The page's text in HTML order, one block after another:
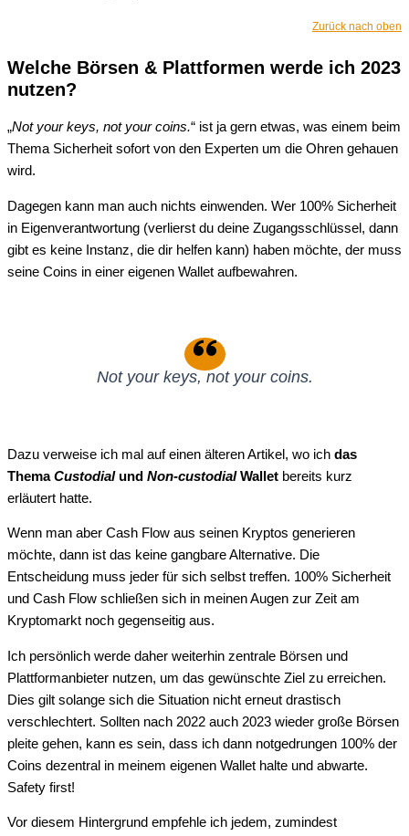
Zurück nach oben
Welche Börsen & Plattformen werde ich 2023
nutzen?
„Not your keys, not your coins.“ ist ja gern etwas, was einem beim
Thema Sicherheit sofort von den Experten um die Ohren gehauen
wird.
Dagegen kann man auch nichts einwenden. Wer 100% Sicherheit
in Eigenverantwortung (verlierst du deine Zugangsschlüssel, dann
gibt es keine Instanz, die dir helfen kann) haben möchte, der muss
seine Coins in einer eigenen Wallet aufbewahren.
Not your keys, not your coins.
Dazu verweise ich mal auf einen älteren Artikel, wo ich das
ThemaCustodialund Non-custodialWallet bereits kurz
erläutert hatte.
Wenn man aber Cash Flow aus seinen Kryptos generieren
möchte, dann ist das keine gangbare Alternative. Die
Entscheidung muss jeder für sich selbst treffen. 100% Sicherheit
und Cash Flow schließen sich in meinen Augen zur Zeit am
Kryptomarkt noch gegenseitig aus.
Ich persönlich werde daher weiterhin zentrale Börsen und
Plattformanbieter nutzen, um das gewünschte Ziel zu erreichen.
Dies gilt solange sich die Situation nicht erneut drastisch
verschlechtert. Sollten nach 2022 auch 2023 wieder große Börsen
pleite gehen, kann es sein, dass ich dann notgedrungen 100% der
Coins dezentral in meinem eigenen Wallet halte und abwarte.
Safety first!
Vor diesem Hintergrund empfehle ich jedem, zumindest